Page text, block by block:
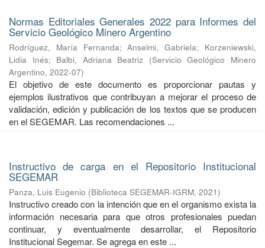
Normas Editoriales Generales 2022 para Informes del
Servicio Geológico Minero Argentino
Rodríguez, María Fernanda;Anselmi, Gabriela; Korzeniewski,
Lidia Inés; Balbi, Adriana Beatriz (Servicio Geológico Minero
Argentino, 2022-07)
El objetivo de este documento es proporcionar pautas y
ejemplos ilustrativos que contribuyan a mejorar el proceso de
validación, edición y publicación de los textos que se producen
en el SEGEMAR. Las recomendaciones ...
Instructivo de carga en el Repositorio Institucional
SEGEMAR
Panza, Luis Eugenio (Biblioteca SEGEMAR-IGRM, 2021)
Instructivo creado con la intención que en el organismo exista la
información necesaria para que otros profesionales puedan
continuar, y eventualmente desarrollar, el Repositorio
Institucional Segemar. Se agrega en este ...